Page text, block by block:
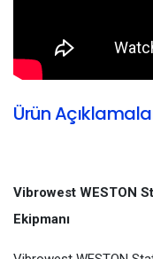
Ürün
Vibrowest WESTON
Ekipmanı